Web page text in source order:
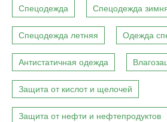
Спецодежда Спецодежда
Спецодежда летняя Одежда
Антистатичная одежда
Защита от кислот и щелочей
Защита от нефти и нефтепродуктов